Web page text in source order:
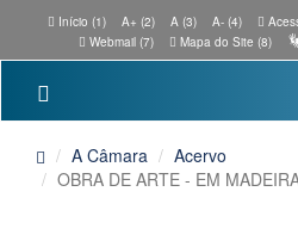
Início (1) A+ (2) A (3) A- (4)
Webmail (7)
Mapa do Site (8)
A Câmara
Acervo
OBRA DE ARTE - EM